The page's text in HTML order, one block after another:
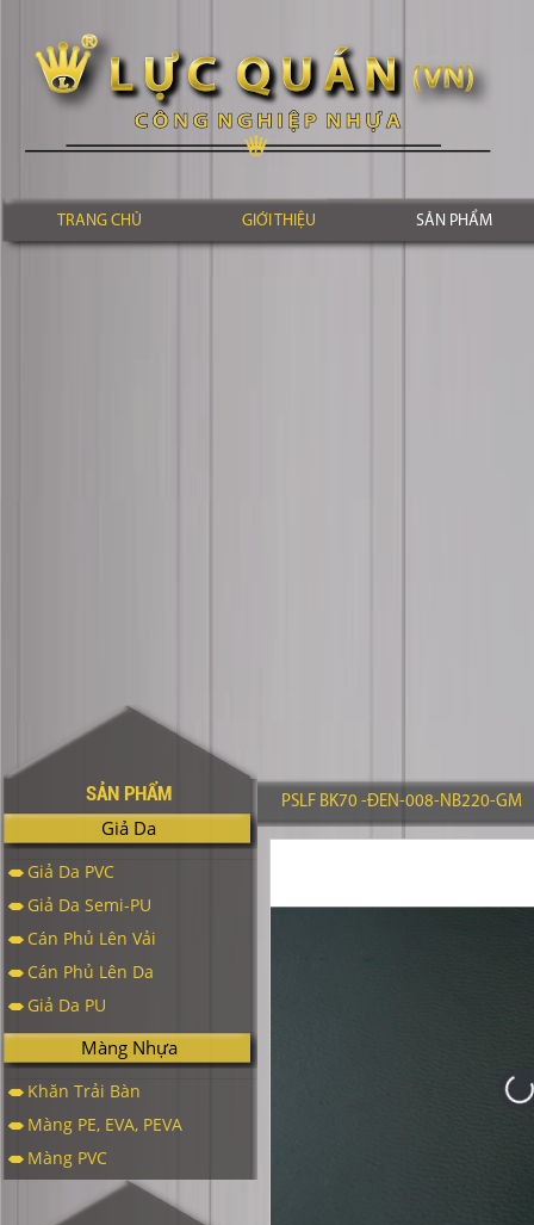
TRANG CHỦ GIỚI THIỆU SẢN PHẨM
SẢN PHẨM
Giả Da
Giả Da PVC
Giả Da Semi-PU
Cán Phủ Lên Vải
Cán Phủ Lên Da
Giả Da PU
Màng Nhựa
Khăn Trải Bàn
Màng PE, EVA, PEVA
Màng PVC
PSLF BK70 -ĐEN-008-NB220-GM